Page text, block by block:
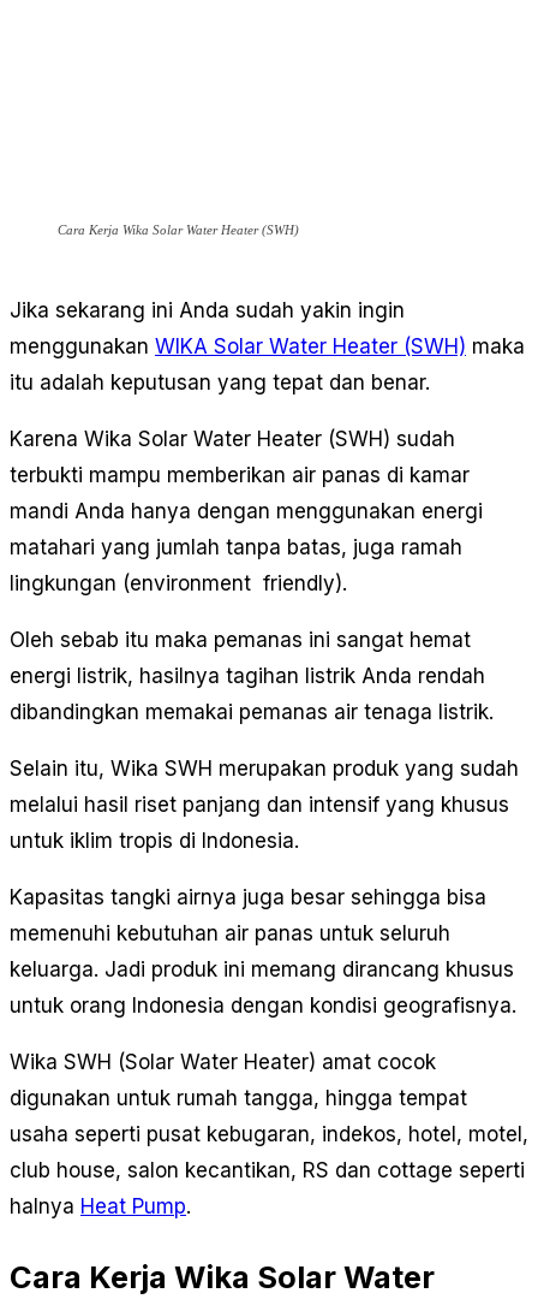
Cara Kerja Wika Solar Water Heater (SWH)
Jika sekarang ini Anda sudah yakin ingin
menggunakan WIKA Solar Water Heater (SWH) maka
itu adalah keputusan yang tepat dan benar.
Karena Wika Solar Water Heater (SWH) sudah
terbukti mampu memberikan air panas di kamar
mandi Anda hanya dengan menggunakan energi
matahari yang jumlah tanpa batas, juga ramah
lingkungan (environment friendly).
Oleh sebab itu maka pemanas ini sangat hemat
energi listrik, hasilnya tagihan listrik Anda rendah
dibandingkan memakai pemanas air tenaga listrik.
Selain itu, Wika SWH merupakan produk yang sudah
melalui hasil riset panjang dan intensif yang khusus
untuk iklim tropis di Indonesia.
Kapasitas tangki airnya juga besar sehingga bisa
memenuhi kebutuhan air panas untuk seluruh
keluarga. Jadi produk ini memang dirancang khusus
untuk orang Indonesia dengan kondisi geografisnya.
Wika SWH (Solar Water Heater) amat cocok
digunakan untuk rumah tangga, hingga tempat
usaha seperti pusat kebugaran, indekos, hotel, motel,
club house, salon kecantikan, RS dan cottage seperti
halnya Heat Pump.
Cara Kerja Wika Solar Water